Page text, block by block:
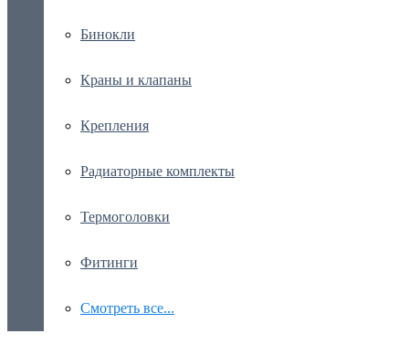
Бинокли
Краны и клапаны
Крепления
Радиаторные комплекты
Термоголовки
Фитинги
Смотреть все...